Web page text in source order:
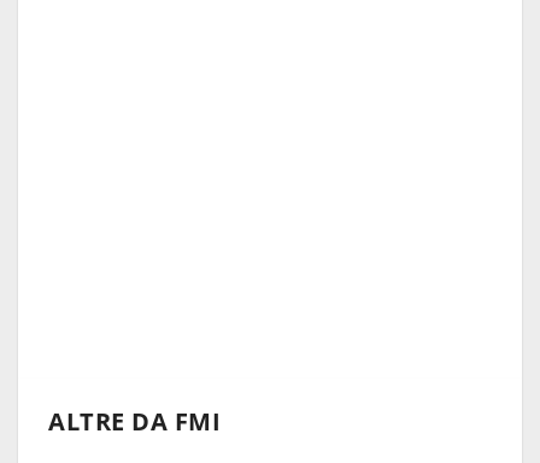
ALTRE DA FMI